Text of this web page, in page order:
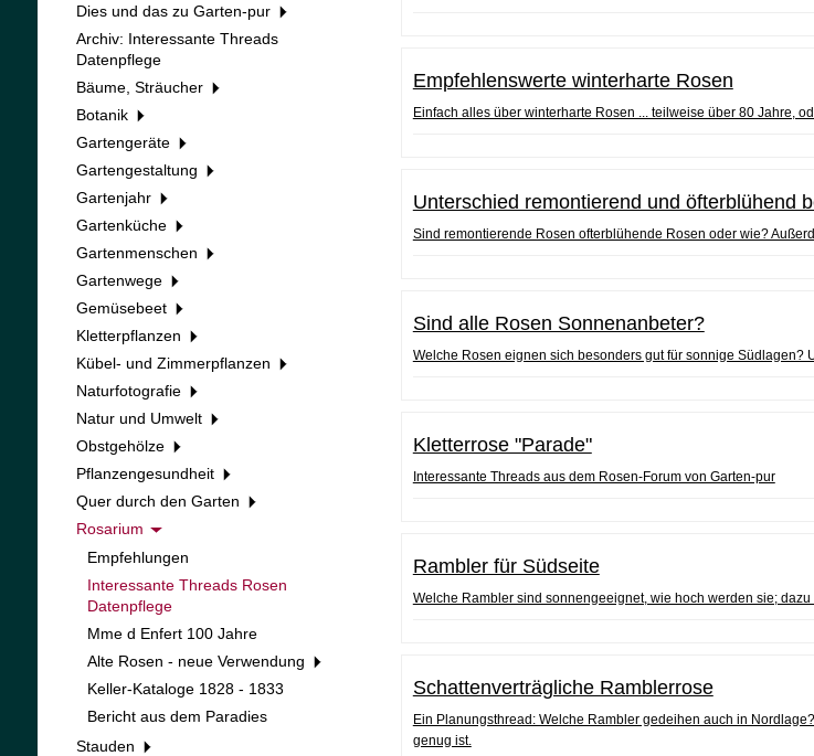
Dies und das zu Garten-pur
Archiv: Interessante Threads
Datenpflege
Bäume, Sträucher
Botanik
Gartengeräte
Gartengestaltung
Gartenjahr
Gartenküche
Gartenmenschen
Gartenwege
Gemüsebeet
Kletterpflanzen
Kübel- und Zimmerpflanzen
Naturfotografie
Natur und Umwelt
Obstgehölze
Pflanzengesundheit
Quer durch den Garten
Rosarium
Empfehlungen
Interessante Threads Rosen
Datenpflege
Mme d Enfert 100 Jahre
Alte Rosen - neue Verwendung
Keller-Kataloge 1828 - 1833
Bericht aus dem Paradies
Stauden
Empfehlenswerte winterharte Rosen
Einfach alles über winterharte Rosen ... teilweise über 80 Jahre,
Unterschied remontierend und öfterblühend
Sind remontierende Rosen ofterblühende Rosen oder wie?
Sind alle Rosen Sonnenanbeter?
Welche Rosen eignen sich besonders gut für sonnige Südlagen?
Kletterrose "Parade"
Interessante Threads aus dem Rosen-Forum von Garten-pur
Rambler für Südseite
Welche Rambler sind sonnengeeignet, wie hoch werden sie;
Schattenverträgliche Ramblerrose
Ein Planungsthread: Welche Rambler gedeihen auch in
genug ist.